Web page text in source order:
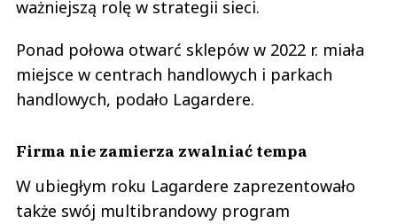
ważniejszą rolę w strategii sieci.
Ponad połowa otwarć sklepów w 2022 r. miała
miejsce w centrach handlowych i parkach
handlowych, podało Lagardere.
Firma nie zamierza zwalniać tempa
W ubiegłym roku Lagardere zaprezentowało
także swój multibrandowy program